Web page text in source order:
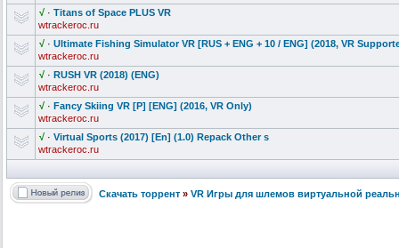
√ · Titans of Space PLUS VR
wtrackeroc.ru
√ · Ultimate Fishing Simulator VR [RUS + ENG + 10 / ENG] (2018, VR
wtrackeroc.ru
√ · RUSH VR (2018) (ENG)
wtrackeroc.ru
√ · Fancy Skiing VR [P] [ENG] (2016, VR Only)
wtrackeroc.ru
√ · Virtual Sports (2017) [En] (1.0) Repack Other s
wtrackeroc.ru
Скачать торрент » VR Игры для шлемов виртуальной